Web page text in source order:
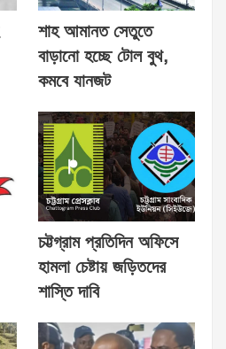
শাহ আমানত সেতুতে
বাড়ানো হচ্ছে টোল বুথ,
কমবে যানজট
চট্টগ্রাম প্রতিদিন অফিসে
হামলা চেষ্টায় জড়িতদের
শাস্তি দাবি